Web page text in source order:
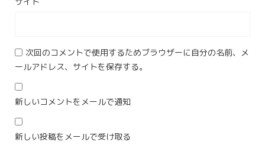
次回のコメントで使用するためブラウザーに自分の名前、メ
ールアドレス、サイトを保存する。
新しいコメントをメールで通知
新しい投稿をメールで受け取る